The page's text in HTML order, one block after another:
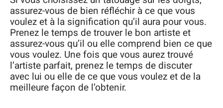
assurez-vous de bien réfléchir à ce que vous
voulez et à la signification qu’il aura pour vous.
Prenez le temps de trouver le bon artiste et
assurez-vous qu’il ou elle comprend bien ce que
vous voulez. Une fois que vous aurez trouvé
l’artiste parfait, prenez le temps de discuter
avec lui ou elle de ce que vous voulez et de la
meilleure façon de l’obtenir.